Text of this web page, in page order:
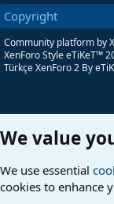
S
Copyright
Community platform by
XenForo Style eTiKeT™
Türkçe XenForo 2 By
We value
We use essential
cookies to enhance